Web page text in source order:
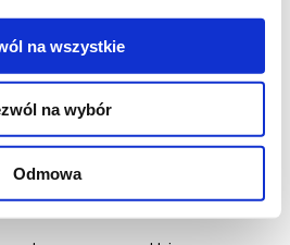
na wszystkie
na wybór
Odmowa
końcówki z
sztuki przekrawamy na